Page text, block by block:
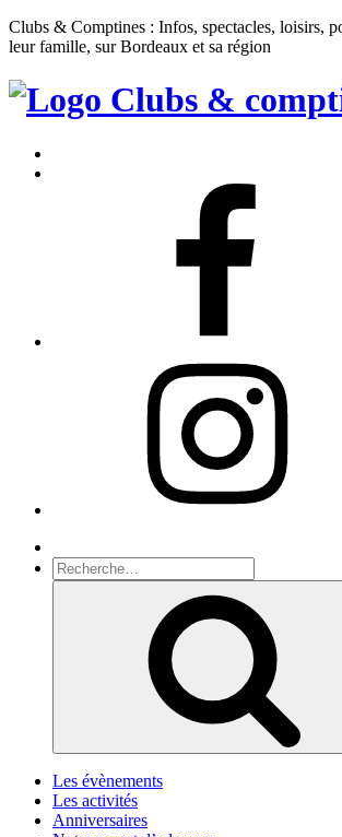
Clubs & Comptines : Infos, spectacles, loisirs,
leur famille, sur Bordeaux et sa région
Clubs
Comptines
Recherche
pour
Les évènements
Les activités
Anniversaires